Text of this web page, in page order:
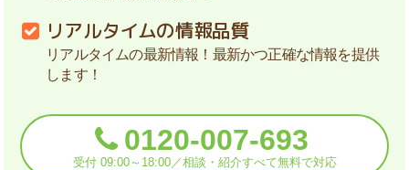
リアルタイムの情報品質
リアルタイムの最新情報！最新かつ正確な情報を提供
します！
0120-007-693
受付 09:00～18:00／相談・紹介すべて無料で対応